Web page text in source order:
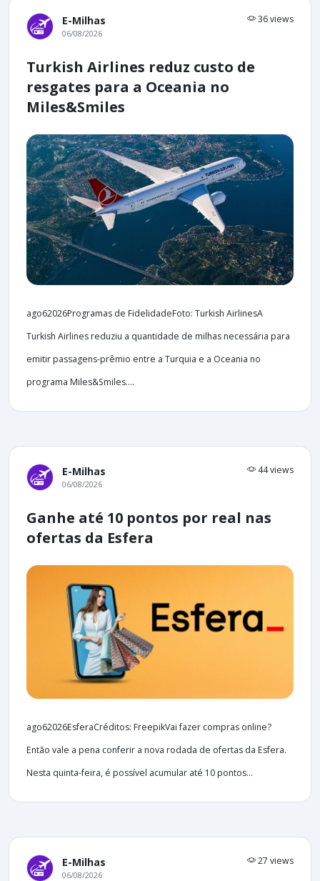
E-Milhas 36 views
06/08/2026
Turkish Airlines reduz custo de
resgates para a Oceania no
Miles&Smiles
ago62026Programas de FidelidadeFoto: Turkish AirlinesA
Turkish Airlines reduziu a quantidade de milhas necessária para
emitir passagens-prêmio entre a Turquia e a Oceania no
programa Miles&Smiles....
E-Milhas 44 views
06/08/2026
Ganhe até 10 pontos por real nas
ofertas da Esfera
ago62026EsferaCréditos: FreepikVai fazer compras online?
Então vale a pena conferir a nova rodada de ofertas da Esfera.
Nesta quinta-feira, é possível acumular até 10 pontos...
E-Milhas 27 views
06/08/2026